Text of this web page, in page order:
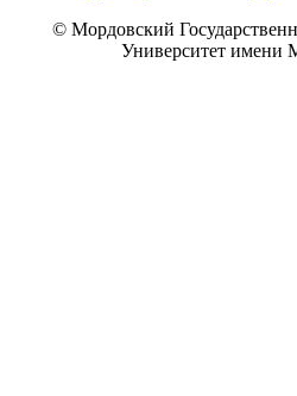
© Мордовский
Университет имени